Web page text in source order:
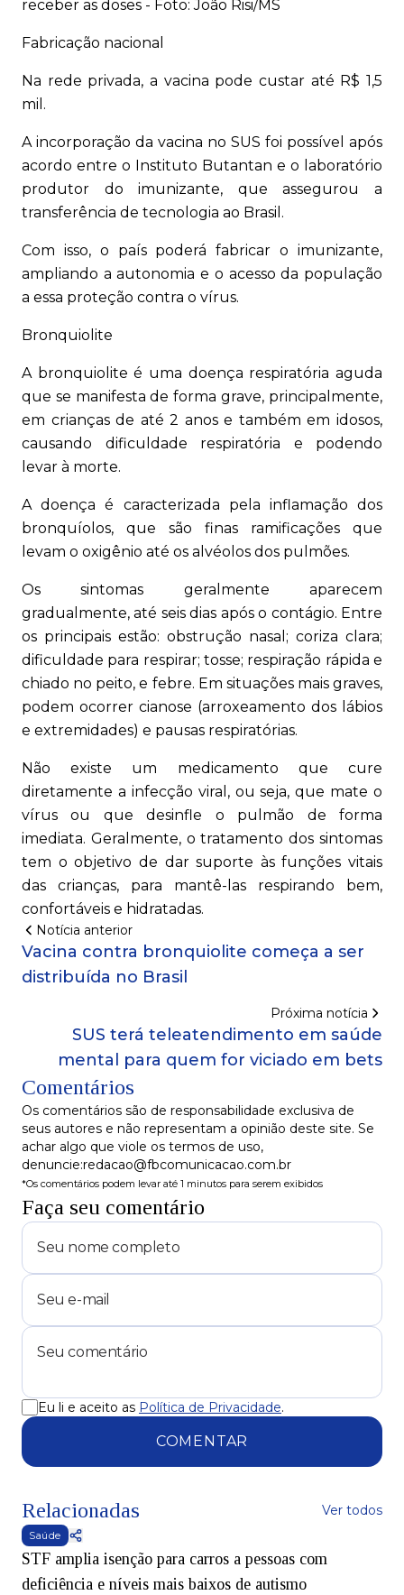
receber as doses - Foto: João Risi/MS
Fabricação nacional
Na rede privada, a vacina pode custar até R$ 1,5
mil.
A incorporação da vacina no SUS foi possível após
acordo entre o Instituto Butantan e o laboratório
produtor do imunizante, que assegurou a
transferência de tecnologia ao Brasil.
Com isso, o país poderá fabricar o imunizante,
ampliando a autonomia e o acesso da população
a essa proteção contra o vírus.
Bronquiolite
A bronquiolite é uma doença respiratória aguda
que se manifesta de forma grave, principalmente,
em crianças de até 2 anos e também em idosos,
causando dificuldade respiratória e podendo
levar à morte.
A doença é caracterizada pela inflamação dos
bronquíolos, que são finas ramificações que
levam o oxigênio até os alvéolos dos pulmões.
Os sintomas geralmente aparecem
gradualmente, até seis dias após o contágio. Entre
os principais estão: obstrução nasal; coriza clara;
dificuldade para respirar; tosse; respiração rápida e
chiado no peito, e febre. Em situações mais graves,
podem ocorrer cianose (arroxeamento dos lábios
e extremidades) e pausas respiratórias.
Não existe um medicamento que cure
diretamente a infecção viral, ou seja, que mate o
vírus ou que desinfle o pulmão de forma
imediata. Geralmente, o tratamento dos sintomas
tem o objetivo de dar suporte às funções vitais
das crianças, para mantê-las respirando bem,
confortáveis e hidratadas.
Notícia anterior
Vacina contra bronquiolite começa a ser
distribuída no Brasil
Próxima notícia
SUS terá teleatendimento em saúde
mental para quem for viciado em bets
Comentários
Os comentários são de responsabilidade exclusiva de
seus autores e não representam a opinião deste site. Se
achar algo que viole os termos de uso,
denuncie:redacao@fbcomunicacao.com.br
*Os comentários podem levar até 1 minutos para serem exibidos
Faça seu comentário
Eu li e aceito as Política de Privacidade.
COMENTAR
Relacionadas Ver todos
Saúde
STF amplia isenção para carros a pessoas com
deficiência e níveis mais baixos de autismo